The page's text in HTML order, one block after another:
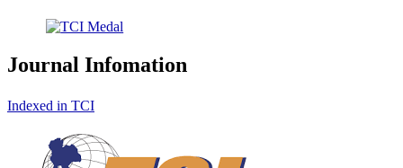
Journal Infomation
Indexed in TCI